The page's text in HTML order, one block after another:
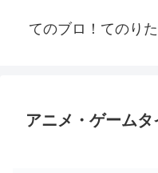
てのブロ！てのり
アニメ・ゲーム